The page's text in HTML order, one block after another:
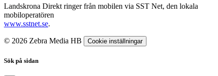
Landskrona Direkt ringer från mobilen via SST Net, den lokala
mobiloperatören
www.sstnet.se.
© 2026 Zebra Media HB Cookie inställningar
Sök på sidan